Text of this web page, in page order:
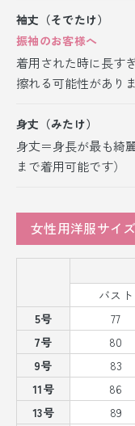
袖丈（そでたけ）
振袖のお客様へ
着用された時に長す
擦れる可能性がありま
身丈（みたけ）
身丈＝身長が最も綺
まで着用可能です）
女性用洋服サイ
バスト
5号
77
7号
80
9号
83
11号
86
13号
89